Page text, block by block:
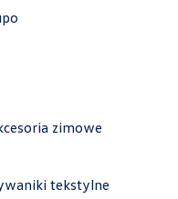
zimowe
tekstylne